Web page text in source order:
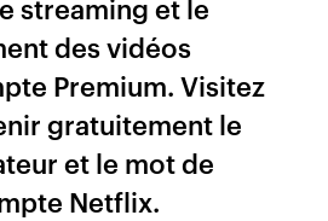
streaming et le
des vidéos
Premium. Visitez
gratuitement le
et le mot de
Netflix.